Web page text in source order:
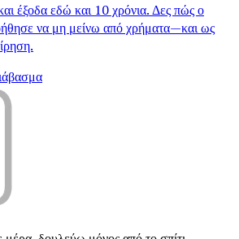
έξοδα εδώ και 10 χρόνια. Δες πώς ο
να μη μείνω από χρήματα—και ως